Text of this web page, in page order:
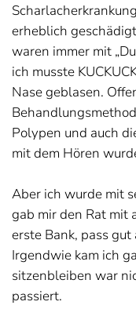
erheblich
waren immer mit
ich musste
Nase geblasen.
Polypen und auch
mit dem Hören
Aber ich wurde mit
gab mir den Rat mit
erste Bank, pass
Irgendwie kam ich
sitzenbleiben war
passiert.